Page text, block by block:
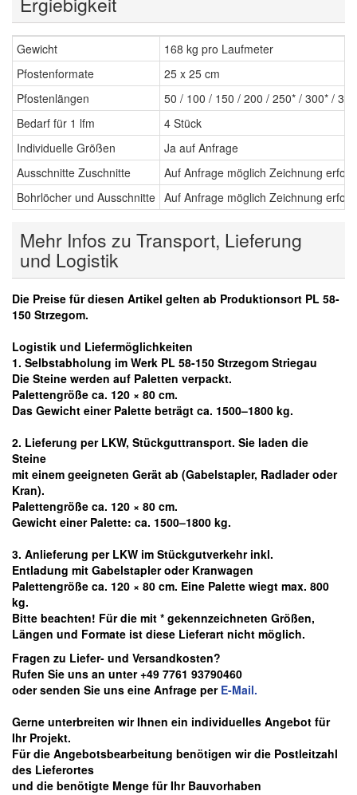
Gewicht
168 kg pro Laufmeter
Pfostenformate
25 x 25 cm
Pfostenlängen
50 / 100 / 150 / 200 / 250* / 300* /
Bedarf für 1 lfm
4 Stück
Individuelle Größen
Ja auf Anfrage
Ausschnitte Zuschnitte
Auf Anfrage möglich Zeichnung
Bohrlöcher und Ausschnitte Auf Anfrage möglich Zeichnung
Mehr Infos zu Transport, Lieferung
und Logistik
Die Preise für diesen Artikel gelten ab Produktionsort PL 58-
150 Strzegom.
Logistik und Liefermöglichkeiten
1. Selbstabholung im Werk PL 58-150 Strzegom Striegau
Die Steine werden auf Paletten verpackt.
Palettengröße ca. 120 × 80 cm.
Das Gewicht einer Palette beträgt ca. 1500–1800 kg.
2. Lieferung per LKW, Stückguttransport. Sie laden die
Steine
mit einem geeigneten Gerät ab (Gabelstapler, Radlader oder
Kran).
Palettengröße ca. 120 × 80 cm.
Gewicht einer Palette: ca. 1500–1800 kg.
3. Anlieferung per LKW im Stückgutverkehr inkl.
Entladung mit Gabelstapler oder Kranwagen
Palettengröße ca. 120 × 80 cm. Eine Palette wiegt max. 800
kg.
Bitte beachten! Für die mit * gekennzeichneten Größen,
Längen und Formate ist diese Lieferart nicht möglich.
Fragen zu Liefer- und Versandkosten?
Rufen Sie uns an unter +49 7761 93790460
oder senden Sie uns eine Anfrage per E-Mail.
Gerne unterbreiten wir Ihnen ein individuelles Angebot für
Ihr Projekt.
Für die Angebotsbearbeitung benötigen wir die Postleitzahl
des Lieferortes
und die benötigte Menge für Ihr Bauvorhaben